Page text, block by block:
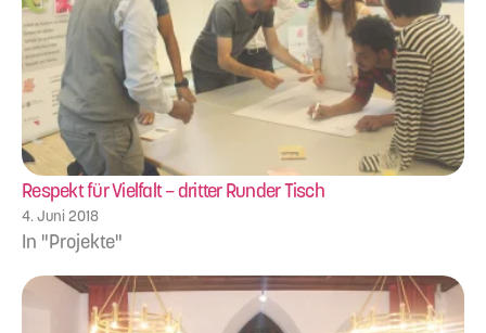
Respekt für Vielfalt – dritter Runder Tisch
4. Juni 2018
In "Projekte"